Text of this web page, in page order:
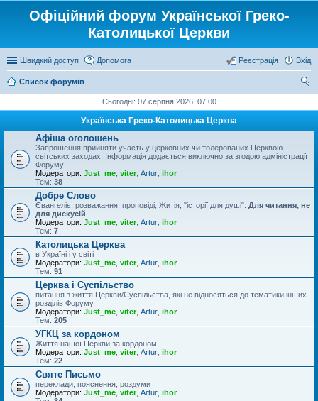
Офіційний форум Української Греко-
Католицької Церкви
Швидкий доступ Допомога Вхід
Реєстрація
Список форумів
Сьогодні: 07 серпня 2026, 07:00
Українська Греко-Католицька Церква
Афіша оголошень
Запрошення прийняти участь у церковних чи толерованих Церквою
світських заходах. Інформація додається виключно за згодою адміністрації
Форуму.
Модератори: Just_me viter, Artur ihor
Тем: 38
Добре Слово
Євангеліє, розважання, проповіді, Житія, "історії для душі". Для читання, не
для дискусій
Модератори: Just_me viter, Artur ihor
Тем: 7
Католицька Церква
в Україні і у світі
Модератори: Just_me viter, Artur ihor
Тем: 91
Церква і Суспільство
питання з життя Церкви/Суспільства, які не відносяться до тематики інших
розділів Форуму
Модератори: Just_me viter, Artur ihor
Тем: 205
УГКЦ за кордоном
Життя нашої Церкви за кордоном
Модератори: Just_me viter, Artur ihor
Тем: 22
Святе Письмо
переклади, пояснення, роздуми
Модератори: Just_me viter, Artur ihor